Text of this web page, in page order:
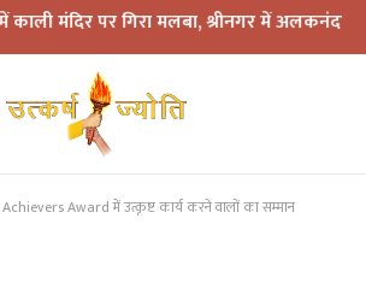
पर गिरा मलबा, श्रीनगर में अलकनंदा का जलस्तर
Achievers Award में उत्कृष्ट कार्य करने वालों का सम्मान